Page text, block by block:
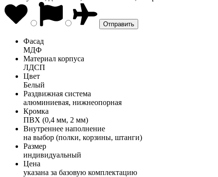
Фасад
МДФ
Материал корпуса
ЛДСП
Цвет
Белый
Раздвижная система
алюминиевая, нижнеопорная
Кромка
ПВХ (0,4 мм, 2 мм)
Внутреннее наполнение
на выбор (полки, корзины, штанги)
Размер
индивидуальный
Цена
указана за базовую комплектацию